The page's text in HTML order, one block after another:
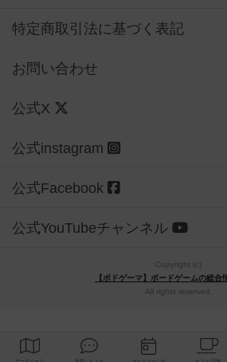
特定商取引法に基づく表記
お問い合わせ
公式X
公式instagram
公式Facebook
公式YouTubeチャンネル
Copyright (c)
【ボドゲーマ】ボードゲームの総合
All rights reserved.